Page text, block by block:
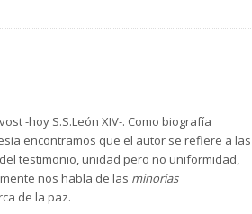
-hoy S.S.León XIV-. Como biografía
encontramos que el autor se refiere a las
testimonio, unidad pero no uniformidad,
nos habla de las minorías
de la paz.